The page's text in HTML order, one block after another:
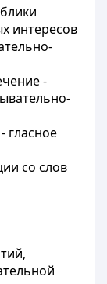
интересов
-
гласное
со слов